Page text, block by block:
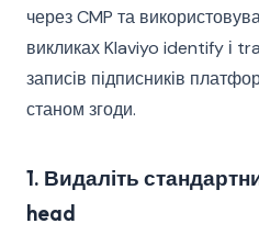
через CMP та
викликах Klaviyo identify і
записів підписників
станом згоди.
1. Видаліть
head